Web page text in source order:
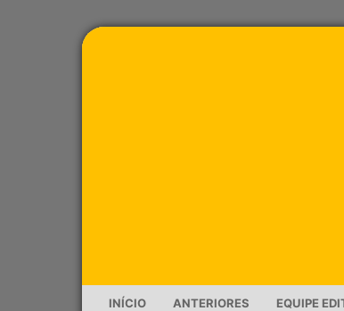
INÍCIO ANTERIORES EQUIPE